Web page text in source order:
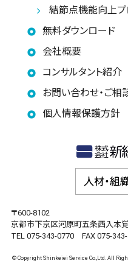
結節点機能向上プ
無料ダウンロード
会社概要
コンサルタント紹介
お問い合わせ・ご相
個人情報保護方針
〒600-8102
京都市下京区河原町五条西入本
TEL 075-343-0770 FAX 075-
© Copyright Shinkeiei Service Co.,Ltd. All